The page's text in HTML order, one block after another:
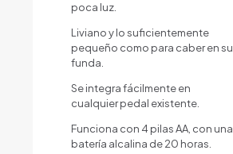
poca luz.
Liviano y lo suficientemente
pequeño como para caber en su
funda.
Se integra fácilmente en
cualquier pedal existente.
Funciona con 4 pilas AA, con una
batería alcalina de 20 horas.